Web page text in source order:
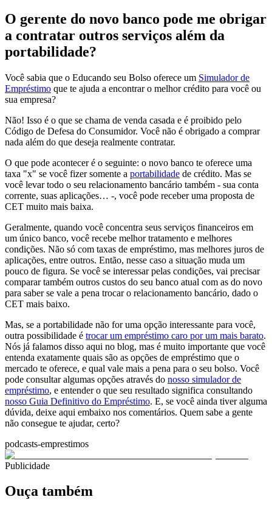
O gerente do novo banco pode me obrigar
a contratar outros serviços além da
portabilidade?
Você sabia que o Educando seu Bolso oferece um Simulador de
Empréstimo que te ajuda a encontrar o melhor crédito para você ou
sua empresa?
Não! Isso é o que se chama de venda casada e é proibido pelo
Código de Defesa do Consumidor. Você não é obrigado a comprar
nada além do que deseja realmente contratar.
O que pode acontecer é o seguinte: o novo banco te oferece uma
taxa "x" se você fizer somente a portabilidade de crédito. Mas se
você levar todo o seu relacionamento bancário também - sua conta
corrente, suas aplicações… -, você pode receber uma proposta de
CET muito mais baixa.
Geralmente, quando você concentra seus serviços financeiros em
um único banco, você recebe melhor tratamento e melhores
condições. Não só com taxas de empréstimo, mas melhores juros de
aplicações, entre outros. Então, nesse caso a situação muda um
pouco de figura. Se você se interessar pelas condições, vai precisar
comparar também outros custos do seu banco atual com as do novo
para saber se vale a pena trocar o relacionamento bancário, dado o
CET mais baixo.
Mas, se a portabilidade não for uma opção interessante para você,
outra possibilidade é trocar um empréstimo caro por um mais barato.
Nós já falamos disso aqui no blog, mas é muito importante que você
entenda exatamente quais são as opções de empréstimo que o
mercado te oferece, e qual vale mais a pena para o seu bolso. Você
pode consultar algumas opções através do nosso simulador de
empréstimo, e entender o que seu resultado significa consultando
nosso Guia Definitivo do Empréstimo. E, se você ainda tiver alguma
dúvida, deixe aqui embaixo nos comentários. Quem sabe a gente
não consegue te ajudar, certo?
podcasts-emprestimos
Publicidade
Ouça também